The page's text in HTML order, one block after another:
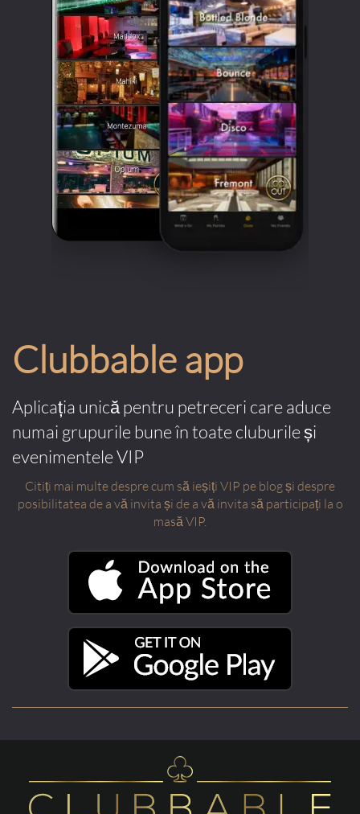
Clubbable app
Aplicația unică pentru petreceri care aduce
numai grupurile bune în toate cluburile și
evenimentele VIP
Citiți mai multe despre cum să ieșiți VIP pe blog și despre
posibilitatea de a vă invita și de a vă invita să participați la o
masă VIP.